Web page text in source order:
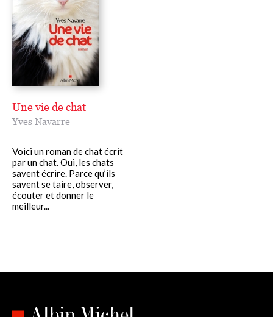
Une vie de chat
Yves Navarre
Voici un roman de chat écrit
par un chat. Oui, les chats
savent écrire. Parce qu’ils
savent se taire, observer,
écouter et donner le
meilleur...